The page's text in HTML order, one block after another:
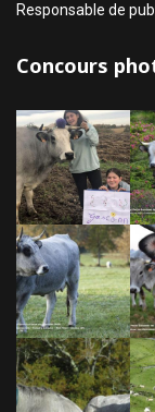
Responsable de
Concours